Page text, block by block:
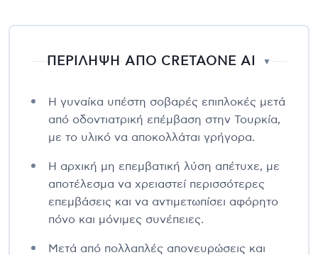
ΠΕΡΙΛΗΨΗ ΑΠΟ CRETAONE AI ▼
Η γυναίκα υπέστη σοβαρές επιπλοκές μετά
από οδοντιατρική επέμβαση στην Τουρκία,
με το υλικό να αποκολλάται γρήγορα.
Η αρχική μη επεμβατική λύση απέτυχε, με
αποτέλεσμα να χρειαστεί περισσότερες
επεμβάσεις και να αντιμετωπίσει αφόρητο
πόνο και μόνιμες συνέπειες.
Μετά από πολλαπλές απονευρώσεις και